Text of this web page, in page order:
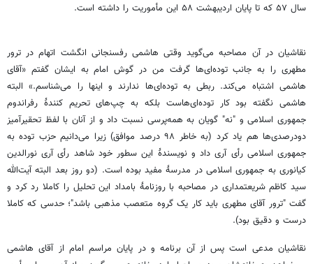
سال ۵۷ که تا پایان اردیبهشت ۵۸ این مأموریت را داشته است.
نقاشیان در آن مصاحبه می‌گوید وقتی هاشمی رفسنجانی انگشت اتهام در ترور
مطهری را به جانب توده‌ای‌ها گرفت من در گوش امام به ایشان گفتم «آقای
هاشمی اشتباه می‌کند. ربطی به توده‌ای‌ها ندارند و اینها را می‌شناسم.» البته
هاشمی نگفته بود کار توده‌ای‌هاست بلکه به چپ‌های تحریم کنندۀ رفراندوم
جمهوری اسلامی و "نه" گویان به همه‌پرسی نسبت داد و از آنان با لفظ تحقیرآمیز
دودرصدی‌ها هم یاد کرد (‌به خاطر ۹۸ درصد موافق) زیرا می‌دانیم حزب توده به
جمهوری اسلامی رأی آری داد و نویسندۀ این سطور خود شاهد رأی آری نورالدین
کیانوری به جمهوری اسلامی در مدرسۀ مفید بوده است. (‌دو روز بعد البته آیت‌الله
سید کاظم شریعتمداری در مصاحبه با روزنامۀ بامداد این تحلیل را کاملا رد کرد و
گفت "ترور آقای مطهری باید کار یک گروه متعصب مذهبی باشد"؛ حدسی که کاملا
درست و دقیق بود).
نقاشیان مدعی است پس از آن برنامه و در پایان مراسم امام از آقای هاشمی